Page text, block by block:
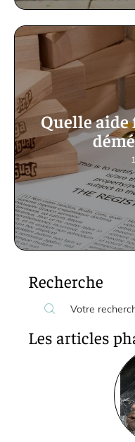
Quelle aide
Recherche
Les articles